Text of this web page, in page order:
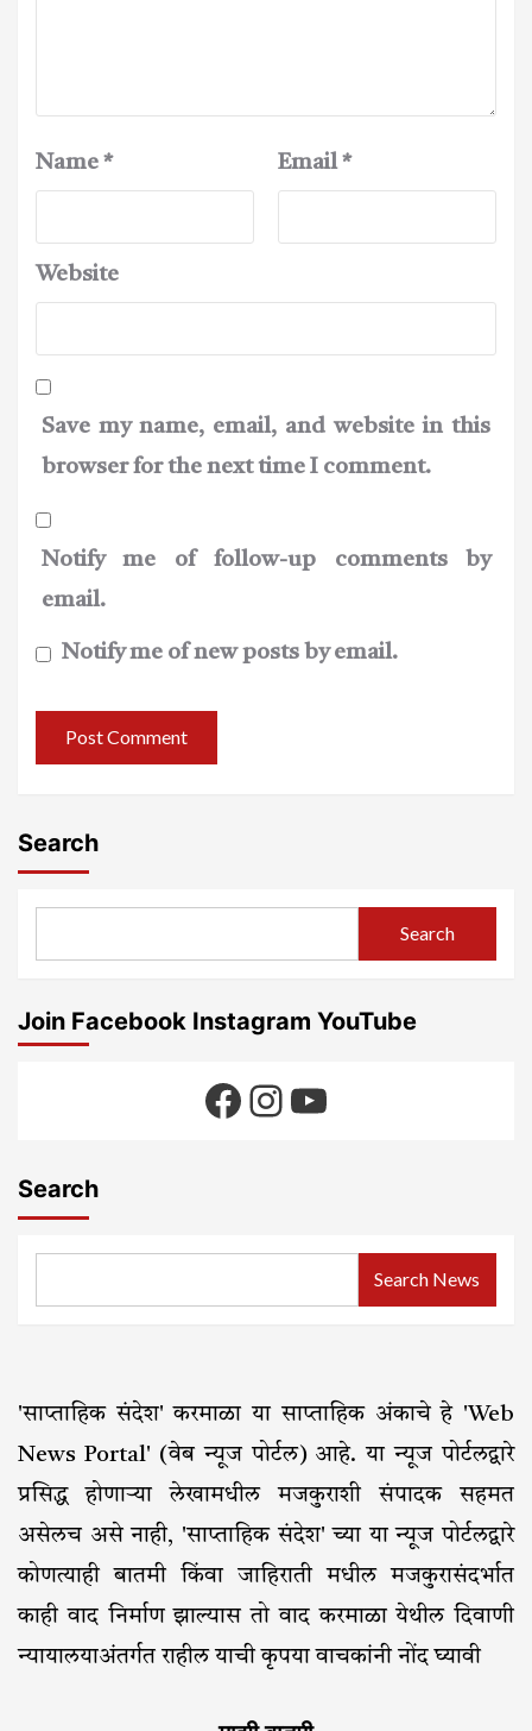
Name * Email*
Website
Save my name, email, and website in this
browser for the next time I comment.
Notify me of follow-up comments by
email.
Notify me of new posts by email.
Search
Search
Join Facebook Instagram YouTube
Facebook
Instagram
YouTube
Search
Search News
'साप्ताहिक संदेश' करमाळा या साप्ताहिक अंकाचे हे 'Web
News Portal' (वेब न्यूज पोर्टल) आहे. या न्यूज पोर्टलद्वारे
प्रसिद्ध होणाऱ्या लेखामधील मजकुराशी संपादक सहमत
असेलच असे नाही, 'साप्ताहिक संदेश' च्या या न्यूज पोर्टलद्वारे
कोणत्याही बातमी किंवा जाहिराती मधील मजकुरासंदर्भात
काही वाद निर्माण झाल्यास तो वाद करमाळा येथील दिवाणी
न्यायालयाअंतर्गत राहील याची कृपया वाचकांनी नोंद घ्यावी